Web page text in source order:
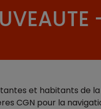
et habitants de
CGN pour la